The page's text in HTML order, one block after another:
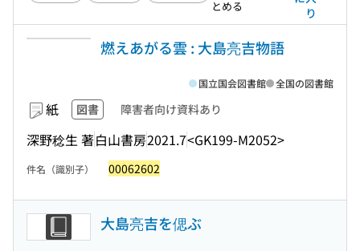
とめる
り
燃えあがる雲 : 大島亮吉物語
紙 図書 障害者向け資料あり
深野稔生 著白山書房2021.7<GK199-M2052>
国立国会図書館 全国の図書館
件名（識別子） 00062602
大島亮吉を偲ぶ